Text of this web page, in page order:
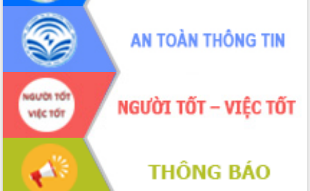
Tập huấn ứng dụng trí tuệ nhân tạo (AI)
trong thương mại điện tử năm 2026
Đoàn đại biểu Quốc hội tỉnh Đắk Lắk
trao đổi thông tin trước Kỳ họp thứ
nhất, Quốc hội khóa XVI
Quyết liệt cải cách hành chính, khơi
thông nguồn lực phát triển
Nâng cao hiệu lực, hiệu quả HĐND
tỉnh thông qua hiện đại hóa hành chính
Xã Ea Phê gắn cải cách hành chính với
chuyển đổi số
Phó Chủ tịch Thường trực UBND tỉnh